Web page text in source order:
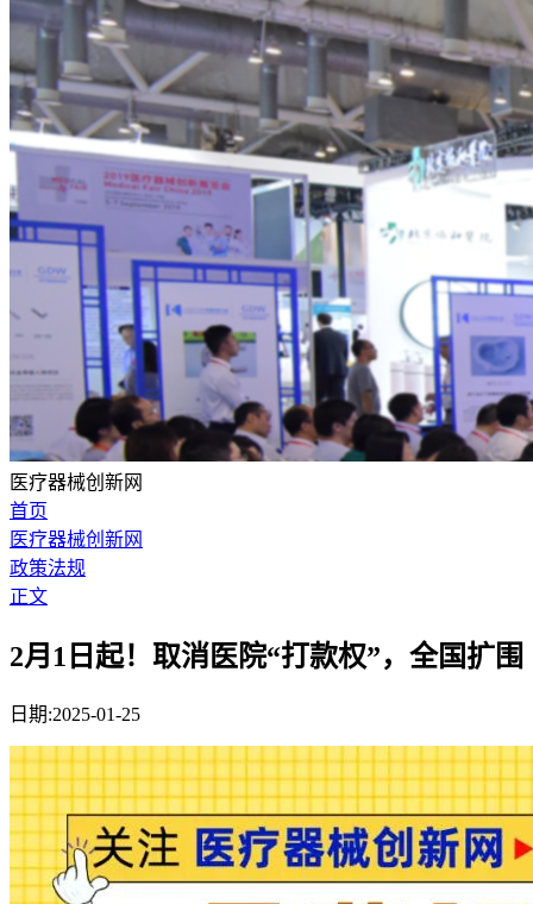
医疗器械创新网
首页
医疗器械创新网
政策法规
正文
2月1日起！取消医院“打款权”，全国扩围
日期:2025-01-25